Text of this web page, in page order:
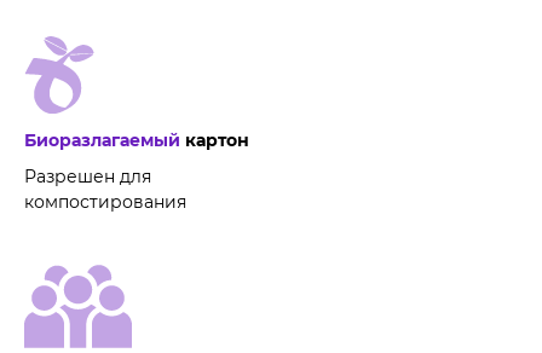
Биоразлагаемый картон
Разрешен для
компостирования